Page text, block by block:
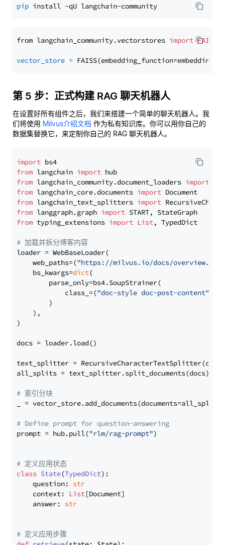
pip
from langchain_community.vectorstores import FAISS
vector_store =
第 5 步：正式构建 RAG 聊天机器人
在设置好所有组件之后，我们来搭建一个简单的聊天机器人。我
们将使用 Milvus介绍文档 作为私有知识库。你可以用你自己的
数据集替换它，来定制你自己的 RAG 聊天机器人。
import
from langchain import
from langchain_community.document_loaders import
from langchain_core.documents import
from langchain_text_splitters import
from langgraph.graph import
from typing_extensions import List, TypedDict
# 加载并拆分博客内容
loader = WebBaseLoader(
    web_paths=(
"https://milvus.io/docs/overview.md"
    bs_kwargs=
dict(
        parse_only=bs4.SoupStrainer(
            class_=(
"doc-style doc-post-content"
        )
    ),
)
docs = loader.load()
text_splitter =
all_splits = text_splitter.split_documents(docs)
# 索引分块
_ = vector_store.add_documents(documents=all_splits)
# Define prompt for question-answering
prompt = hub.pull("rlm/rag-prompt")
# 定义应用状态
class State(TypedDict):
    question:
str
    context:
List[Document]
    answer:
str
# 定义应用步骤